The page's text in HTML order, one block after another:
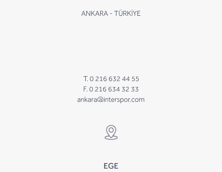
ANKARA - TÜRKİYE
T. 0 216 632 44 55
F. 0 216 634 32 33
ankara@interspor.com
EGE